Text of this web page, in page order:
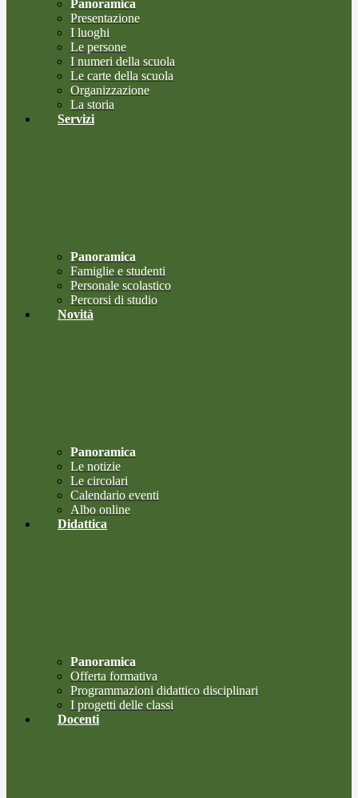
Panoramica
Presentazione
I luoghi
Le persone
I numeri della scuola
Le carte della scuola
Organizzazione
La storia
Servizi
Panoramica
Famiglie e studenti
Personale scolastico
Percorsi di studio
Novità
Panoramica
Le notizie
Le circolari
Calendario eventi
Albo online
Didattica
Panoramica
Offerta formativa
Programmazioni didattico disciplinari
I progetti delle classi
Docenti